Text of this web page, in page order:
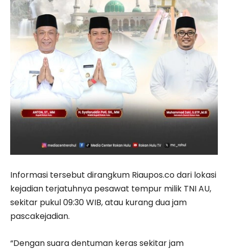
Informasi tersebut dirangkum Riaupos.co dari lokasi
kejadian terjatuhnya pesawat tempur milik TNI AU,
sekitar pukul 09:30 WIB, atau kurang dua jam
pascakejadian.
“Dengan suara dentuman keras sekitar jam